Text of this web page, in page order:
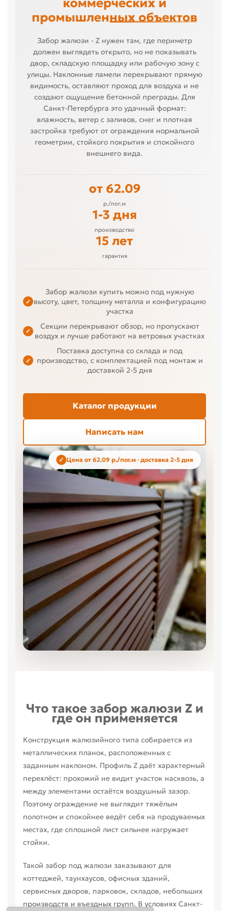
промышленных объектов
Забор жалюзи - Z нужен там, где периметр
должен выглядеть открыто, но не показывать
двор, складскую площадку или рабочую зону с
улицы. Наклонные ламели перекрывают прямую
видимость, оставляют проход для воздуха и не
создают ощущение бетонной преграды. Для
Санкт-Петербурга это удачный формат:
влажность, ветер с заливов, снег и плотная
застройка требуют от ограждения нормальной
геометрии, стойкого покрытия и спокойного
внешнего вида.
от 62.09
р./пог.м
1-3 дня
производство
15 лет
гарантия
✓
Забор жалюзи купить можно под нужную
высоту, цвет, толщину металла и конфигурацию
участка
✓
Секции перекрывают обзор, но пропускают
воздух и лучше работают на ветровых участках
✓
Поставка доступна со склада и под
производство, с комплектацией под монтаж и
доставкой 2-5 дня
Каталог продукции
Написать нам
Цена от 62.09 р./пог.м · доставка 2-5 дня
Что такое забор жалюзи Z и
где он применяется
Конструкция жалюзийного типа собирается из
металлических планок, расположенных с
заданным наклоном. Профиль Z даёт характерный
перехлёст: прохожий не видит участок насквозь, а
между элементами остаётся воздушный зазор.
Поэтому ограждение не выглядит тяжёлым
полотном и спокойнее ведёт себя на продуваемых
местах, где сплошной лист сильнее нагружает
стойки.
Такой забор под жалюзи заказывают для
коттеджей, таунхаусов, офисных зданий,
сервисных дворов, парковок, складов, небольших
производств и въездных групп. В условиях Санкт-
Анна